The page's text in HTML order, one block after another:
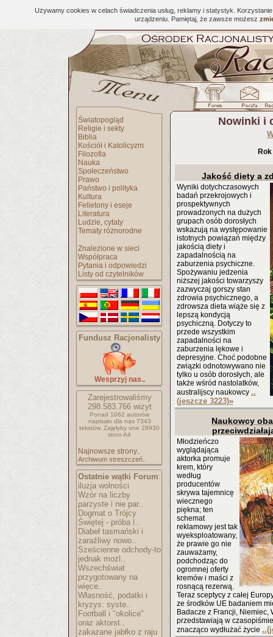
Używamy cookies w celach świadczenia usług, reklamy i statystyk.
urządzeniu. Pamiętaj, że zawsze możesz
Światopogląd
Religie i sekty
Biblia
Kościół i Katolicyzm
Filozofia
Nauka
Społeczeństwo
Prawo
Państwo i polityka
Kultura
Felietony i eseje
Literatura
Ludzie, cytaty
Tematy różnorodne
Znalezione w sieci
Współpraca
Pytania i odpowiedzi
Listy od czytelników
Fundusz Racjonalisty
Wesprzyj nas..
Zarejestrowaliśmy
298.583.766wizyt
Ponad 1062 autorów
napisało dla nas 7343
tekstów. Zajęłyby one 28930
stron A4
Najnowsze strony..
Archiwum streszczeń..
Ostatnie wątki Forum:
iluzja wolności
Wzór na liczby
parzyste i nie par..
Dogmat o Trójcy
Świętej - próba l..
Diabeł tasmański i
zaraźliwy nowo..
Sześcienne odchody-to
jednak możl..
Wszechświat
przygotowany na
więce..
Własność, podatki i
kryzys: syste..
Football i "okolice"
oraz aktorst..
zakazane jabłko z raju
Nowinki i
Jakość diety a
Wyniki dotychczasowych
badań przekrojowych i
prospektywnych
prowadzonych na dużych
grupach osób dorosłych
wskazują na występowanie
istotnych powiązań między
jakością diety i
zapadalnością na
zaburzenia psychiczne.
Spożywaniu jedzenia
niższej jakości towarzyszy
zazwyczaj gorszy stan
zdrowia psychicznego, a
zdrowsza dieta wiąże się z
lepszą kondycją
psychiczną. Dotyczy to
przede wszystkim
zapadalności na
zaburzenia lękowe i
depresyjne. Choć podobne
związki odnotowywano nie
tylko u osób dorosłych, ale
także wśród nastolatków,
australijscy naukowcy ..
(jeszcze 3223)»
Naukowcy
Młodzieńczo
wyglądająca
aktorka promuje
krem, który
według
producentów
skrywa tajemnicę
wiecznego
piękna; ten
schemat
reklamowy jest tak
wyeksploatowany,
że prawie go nie
zauważamy,
podchodząc do
ogromnej oferty
kremów i maści z
rosnącą rezerwą.
Teraz sceptycy z całej
ze środków UE badaniem
Badacze z Francji, Niemiec,
przedstawiają w
znacząco wydłużać życie